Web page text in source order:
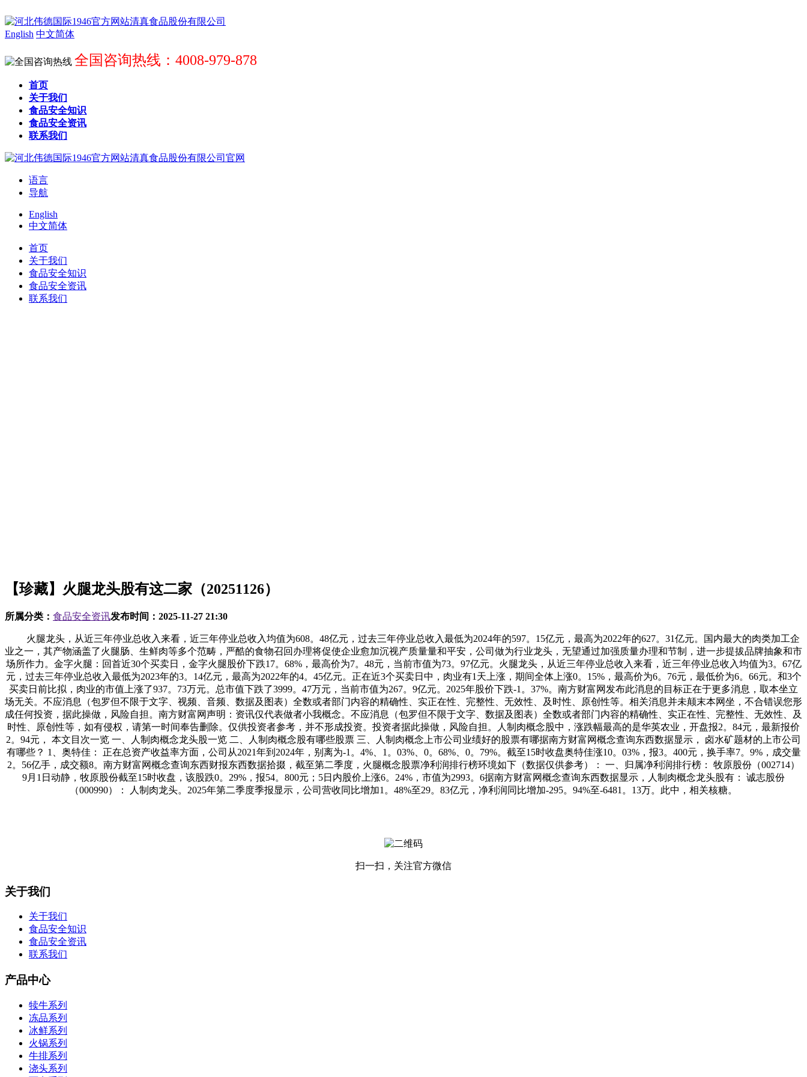
English 中文简体
全国咨询热线：4008-979-878
首页
关于我们
食品安全知识
食品安全资讯
联系我们
语言
导航
English
中文简体
首页
关于我们
食品安全知识
食品安全资讯
联系我们
【珍藏】火腿龙头股有这二家（20251126）
所属分类： 食品安全资讯发布时间： 2025-11-27 21:30
火腿龙头，从近三年停业总收入来看，近三年停业总收入均值为608。48亿元，过去三年停业总收入最低为2024年的597。15亿元，最高为2022年的627。31亿元。国内最大的肉类加工企
业之一，其产物涵盖了火腿肠、生鲜肉等多个范畴，严酷的食物召回办理将促使企业愈加沉视产质量量和平安，公司做为行业龙头，无望通过加强质量办理和节制，进一步提拔品牌抽象和市
场所作力。金字火腿：回首近30个买卖日，金字火腿股价下跌17。68%，最高价为7。48元，当前市值为73。97亿元。火腿龙头，从近三年停业总收入来看，近三年停业总收入均值为3。67亿
元，过去三年停业总收入最低为2023年的3。14亿元，最高为2022年的4。45亿元。正在近3个买卖日中，肉业有1天上涨，期间全体上涨0。15%，最高价为6。76元，最低价为6。66元。和3个
买卖日前比拟，肉业的市值上涨了937。73万元。总市值下跌了3999。47万元，当前市值为267。9亿元。2025年股价下跌-1。37%。南方财富网发布此消息的目标正在于更多消息，取本坐立
场无关。不应消息（包罗但不限于文字、视频、音频、数据及图表）全数或者部门内容的精确性、实正在性、完整性、无效性、及时性、原创性等。相关消息并未颠末本网坐，不合错误您形
成任何投资，据此操做，风险自担。南方财富网声明：资讯仅代表做者小我概念。不应消息（包罗但不限于文字、数据及图表）全数或者部门内容的精确性、实正在性、完整性、无效性、及
时性、原创性等，如有侵权，请第一时间奉告删除。仅供投资者参考，并不形成投资。投资者据此操做，风险自担。人制肉概念股中，涨跌幅最高的是华英农业，开盘报2。84元，最新报价
2。94元， 本文目次一览 一、人制肉概念龙头股一览 二、人制肉概念股有哪些股票 三、人制肉概念上市公司业绩好的股票有哪据南方财富网概念查询东西数据显示， 卤水矿题材的上市公司
有哪些？ 1、奥特佳： 正在总资产收益率方面，公司从2021年到2024年，别离为-1。4%、1。03%、0。68%、0。79%。截至15时收盘奥特佳涨10。03%，报3。400元，换手率7。9%，成交量
2。56亿手，成交额8。南方财富网概念查询东西财报东西数据拾掇，截至第二季度，火腿概念股票净利润排行榜环境如下（数据仅供参考）： 一、归属净利润排行榜： 牧原股份（002714）
9月1日动静，牧原股份截至15时收盘，该股跌0。29%，报54。800元；5日内股价上涨6。24%，市值为2993。6据南方财富网概念查询东西数据显示，人制肉概念龙头股有： 诚志股份
（000990）： 人制肉龙头。2025年第二季度季报显示，公司营收同比增加1。48%至29。83亿元，净利润同比增加-295。94%至-6481。13万。此中，相关核糖。
扫一扫，关注官方微信
关于我们
关于我们
食品安全知识
食品安全资讯
联系我们
产品中心
犊牛系列
冻品系列
冰鲜系列
火锅系列
牛排系列
浇头系列